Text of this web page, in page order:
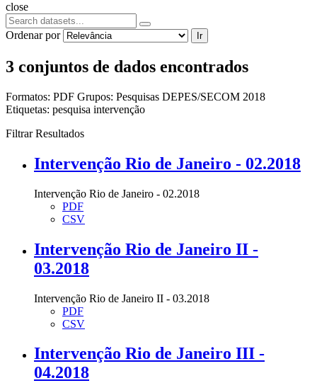
close
Ordenar por Ir
3 conjuntos de dados encontrados
Formatos: PDF Grupos: Pesquisas DEPES/SECOM 2018
Etiquetas: pesquisa intervenção
Filtrar Resultados
Intervenção Rio de Janeiro - 02.2018
Intervenção Rio de Janeiro - 02.2018
PDF
CSV
Intervenção Rio de Janeiro II -
03.2018
Intervenção Rio de Janeiro II - 03.2018
PDF
CSV
Intervenção Rio de Janeiro III -
04.2018